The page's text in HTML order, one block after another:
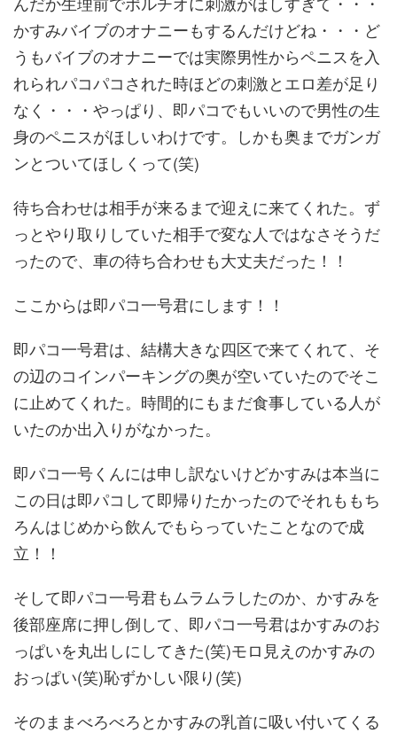
かすみバイブのオナニーもするんだけどね・・・ど
うもバイブのオナニーでは実際男性からペニスを入
れられパコパコされた時ほどの刺激とエロ差が足り
なく・・・やっぱり、即パコでもいいので男性の生
身のペニスがほしいわけです。しかも奥までガンガ
ンとついてほしくって(笑)
待ち合わせは相手が来るまで迎えに来てくれた。ず
っとやり取りしていた相手で変な人ではなさそうだ
ったので、車の待ち合わせも大丈夫だった！！
ここからは即パコ一号君にします！！
即パコ一号君は、結構大きな四区で来てくれて、そ
の辺のコインパーキングの奥が空いていたのでそこ
に止めてくれた。時間的にもまだ食事している人が
いたのか出入りがなかった。
即パコ一号くんには申し訳ないけどかすみは本当に
この日は即パコして即帰りたかったのでそれももち
ろんはじめから飲んでもらっていたことなので成
立！！
そして即パコ一号君もムラムラしたのか、かすみを
後部座席に押し倒して、即パコ一号君はかすみのお
っぱいを丸出しにしてきた(笑)モロ見えのかすみの
おっぱい(笑)恥ずかしい限り(笑)
そのままべろべろとかすみの乳首に吸い付いてくる